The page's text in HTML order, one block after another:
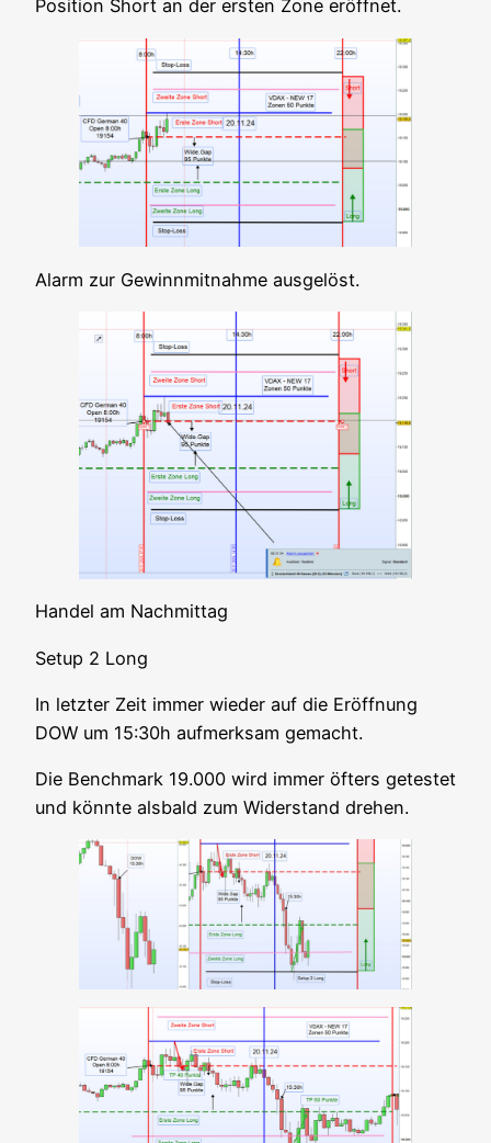
Posi­ti­on Short an der ers­ten Zone eröffnet.
Alarm zur Gewinn­mit­nah­me ausgelöst.
Han­del am Nachmittag
Set­up 2 Long
In letz­ter Zeit immer wie­der auf die Eröff­nung
DOW um 15:30h auf­merk­sam gemacht.
Die Bench­mark 19.000 wird immer öfters getes­tet
und könn­te als­bald zum Wider­stand drehen.